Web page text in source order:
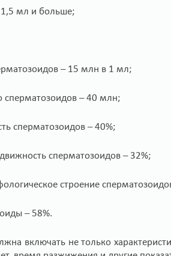
1,5 мл и больше;
– 15 млн в 1 мл;
сперматозоидов – 40 млн;
сперматозоидов – 40%;
сперматозоидов – 32%;
строение
– 58%.
включать не только